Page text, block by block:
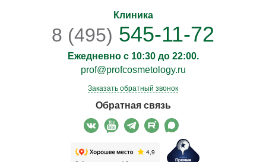
Клиника
8 (495) 545-11-72
Ежедневно с 10:30 до 22:00.
prof@profcosmetology.ru
Заказать обратный звонок
Обратная связь